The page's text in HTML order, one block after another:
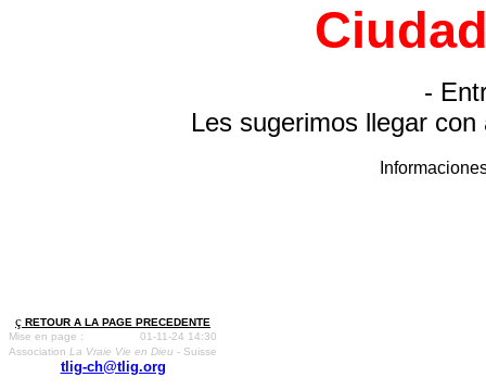
-
Les sugerimos llegar
ç RETOUR A LA PAGE PRECEDENTE
Mise en page :
01-11-24 14:30
Association La Vraie Vie en Dieu - Suisse
tlig-ch@tlig.org